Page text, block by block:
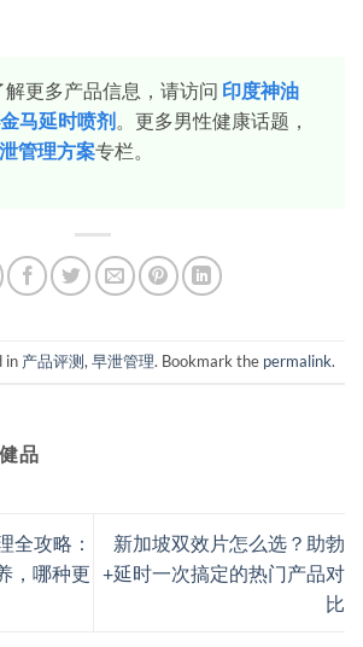
解更多产品信息，请访问 印度神油
马延时喷剂。更多男性健康话题，
管理方案专栏。
in 产品评测,早泄管理. Bookmark the permalink.
品
全攻略：
，哪种更
新加坡双效片怎么选？助勃
+延时一次搞定的热门产品对
比